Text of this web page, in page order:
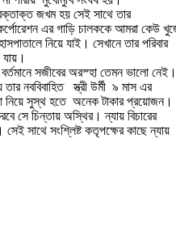
জখম হয় সেই সাথে তার
এর গাড়ি চালককে আমরা কেউ
নিয়ে যাই। সেখানে তার পরিবার
সজীবের অরস্হা তেমন ভালো নেই।
নববিবাহিত স্ত্রী উর্মী ৯ মাস এর
নিয়ে সুস্থ হতে অনেক টাকার প্রয়োজন।
সে চিন্তায় অস্থির। ন্যায় বিচারের
সাথে সংশ্লিষ্ট কতৃপক্ষের কাছে ন্যায়